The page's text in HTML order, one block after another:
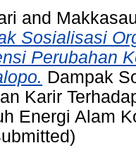
and
Sosialisasi
Perubahan
Dampak
Karir
Energi Alam